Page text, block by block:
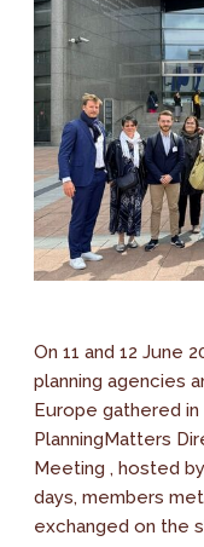
On 11 and 12 June
planning agencies
Europe gathered
PlanningMatters
Meeting , hosted
days, members
exchanged on the